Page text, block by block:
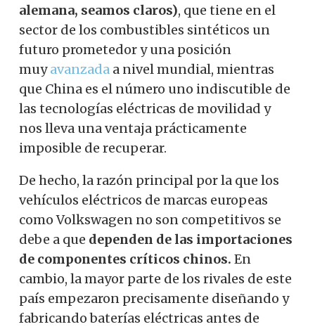
alemana, seamos claros), que tiene en el
sector de los combustibles sintéticos un
futuro prometedor y una posición
muyavanzada a nivel mundial, mientras
que China es el número uno indiscutible de
las tecnologías eléctricas de movilidad y
nos lleva una ventaja prácticamente
imposible de recuperar.
De hecho, la razón principal por la que los
vehículos eléctricos de marcas europeas
como Volkswagen no son competitivos se
debe a que dependen de las importaciones
de componentes críticos chinos. En
cambio, la mayor parte de los rivales de este
país empezaron precisamente diseñando y
fabricando baterías eléctricas antes de